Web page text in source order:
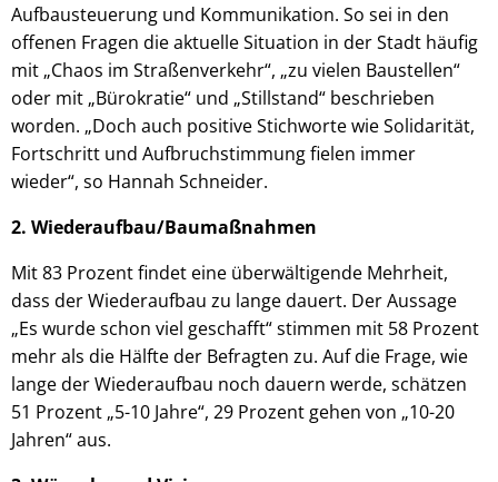
Aufbausteuerung und Kommunikation. So sei in den
offenen Fragen die aktuelle Situation in der Stadt häufig
mit „Chaos im Straßenverkehr“, „zu vielen Baustellen“
oder mit „Bürokratie“ und „Stillstand“ beschrieben
worden. „Doch auch positive Stichworte wie Solidarität,
Fortschritt und Aufbruchstimmung fielen immer
wieder“, so Hannah Schneider.
2. Wiederaufbau/Baumaßnahmen
Mit 83 Prozent findet eine überwältigende Mehrheit,
dass der Wiederaufbau zu lange dauert. Der Aussage
„Es wurde schon viel geschafft“ stimmen mit 58 Prozent
mehr als die Hälfte der Befragten zu. Auf die Frage, wie
lange der Wiederaufbau noch dauern werde, schätzen
51 Prozent „5-10 Jahre“, 29 Prozent gehen von „10-20
Jahren“ aus.